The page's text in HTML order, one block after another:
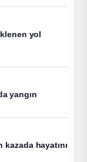
yol
yangın
kazada hayatını